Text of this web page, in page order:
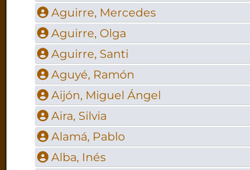
Aguirre, Mercedes
Aguirre, Olga
Aguirre, Santi
Aguyé, Ramón
Aijón, Miguel Ángel
Aira, Silvia
Alamá, Pablo
Alba, Inés